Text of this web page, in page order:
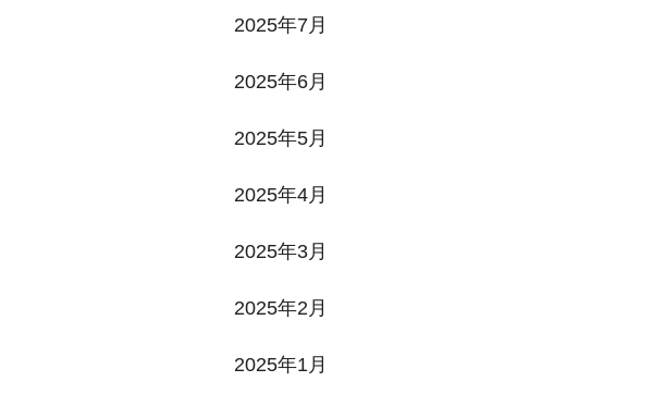
2025年7月
2025年6月
2025年5月
2025年4月
2025年3月
2025年2月
2025年1月